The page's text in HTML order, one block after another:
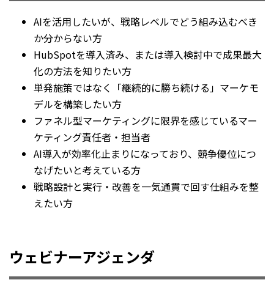
AIを活用したいが、戦略レベルでどう組み込むべき
か分からない方
HubSpotを導入済み、または導入検討中で成果最大
化の方法を知りたい方
単発施策ではなく「継続的に勝ち続ける」マーケモ
デルを構築したい方
ファネル型マーケティングに限界を感じているマー
ケティング責任者・担当者
AI導入が効率化止まりになっており、競争優位につ
なげたいと考えている方
戦略設計と実行・改善を一気通貫で回す仕組みを整
えたい方
ウェビナーアジェンダ